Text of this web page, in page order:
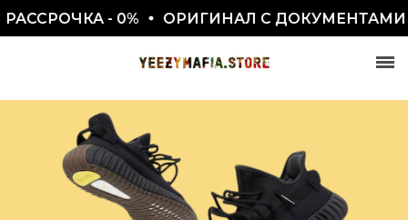
- 0% ОРИГИНАЛ С ДОКУМЕНТАМИ ✅
ПО ПРОМОКОДУ BLACKFRIDAY